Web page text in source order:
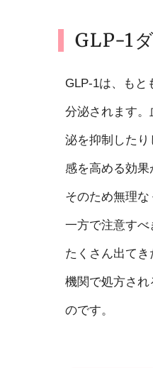
GLP-1
GLP-1は、もと
分泌されます
泌を抑制した
感を高める効果
そのため無理な
一方で注意す
たくさん出て
機関で処方さ
のです。